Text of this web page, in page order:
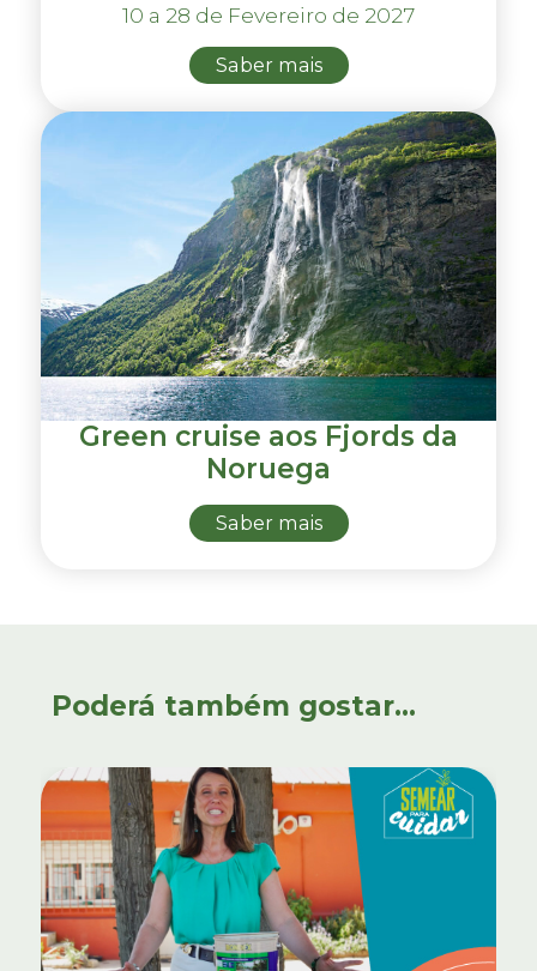
10 a 28 de Fevereiro de 2027
Saber mais
Green cruise aos Fjords da
Noruega
Saber mais
Poderá também gostar...